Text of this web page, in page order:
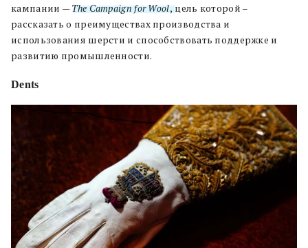
кампании —The Campaign for Wool,цель которой –
рассказать о преимуществах производства и
использования шерсти и способствовать поддержке и
развитию промышленности.
Dents